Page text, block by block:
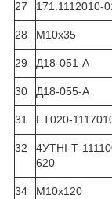
27 171.1112010-
28 М10х35
29 Д18-051-А
30 Д18-055-А
31 FT020-
32
4УТНІ-Т-
620
34 М10х120